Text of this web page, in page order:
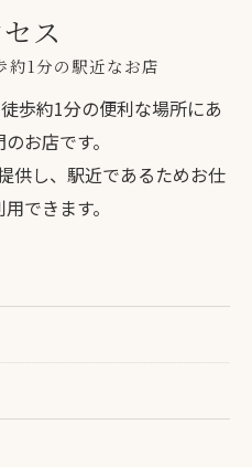
ス
約1分の駅近なお店
歩約1分の便利な場所にあ
お店です。
供し、駅近であるためお仕
できます。